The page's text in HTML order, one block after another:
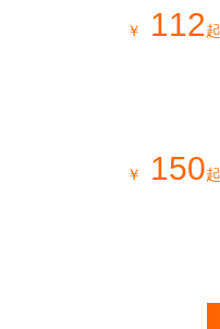
￥ 112起
￥ 150起